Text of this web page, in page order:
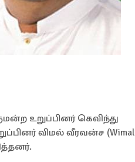
உறுப்பினர் கெவிந்து
விமல் வீரவன்ச (Wimal